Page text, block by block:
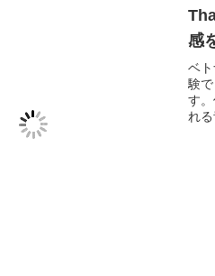
感
ま
ベ
験
す
れ